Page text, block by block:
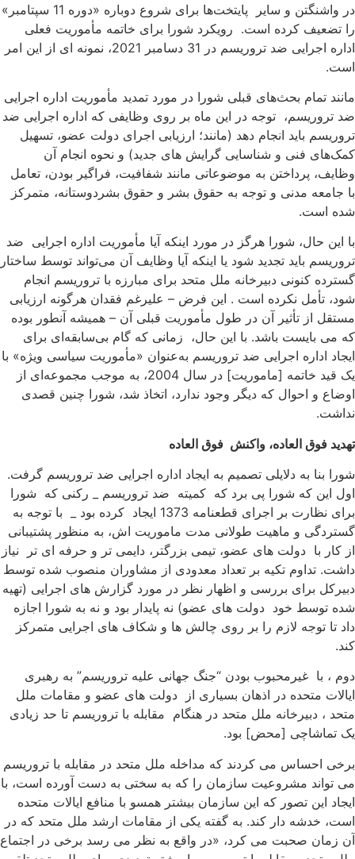
در واشنگتن و سایر پایتخت‌ها برای شروع دوباره «دوره 11 سپتامبر»
تضعیف کرده است. رویکرد شورا برای خاتمه مأموریت فعلی
اداره اجرایی ضد تروریسم در 31 دسامبر 2021، نمونه ای از این امر
تمام بحث‌های قبلی شورا در مورد تمدید مأموریت اداره اجرایی
تروریسم، توجه در این ماه بر روی وظایفی که اداره اجرایی ضد
باید انجام دهد (مانند؛ ارزیابی اجرای دولت عضو، تسهیل
فنی و شناسایی گرایش های جدید) و نحوه انجام آن
پرداختن به موضوعاتی مانند شفافیت، فراگیر بودن، تعامل
جامعه مدنی و توجه به حقوق بشر و حقوق بشردوستانه، متمرکز
است.
این حال، شورا هرگز در مورد اینکه آیا مأموریت اداره اجرایی ضد
باید تجدید شود یا اینکه آیا وظایف آن می‌تواند توسط ساختار
کنونی دبیرخانه ملل متحد برای مبارزه با تروریسم انجام
تأمل نکرده است . این فرض – علیرغم فقدان هرگونه ارزیابی
از تأثیر آن در طول مأموریت قبلی آن – همیشه آنطور بوده
می بایست باشد. با این حال، زمانی که گام بی‌سابقه‌ای برای
اداره اجرایی ضد تروریسم به‌عنوان «مأموریت سیاسی ویژه» با
یک قید خاتمه [ماموریت] در سال 2004، به موجب مجموعه‌ای از
و احوال که دیگر وجود ندارد، اتخاذ شد، شورا چنین قصدی
فوق العاده، واکنش فوق العاده
بنا به دلایلی تصمیم به ایجاد اداره اجرایی ضد تروریسم گرفت.
این که شورا پی برد که کمیته ضد تروریسم _ رکنی که شورا
برای نظارت بر اجرای قطعنامه 1373 ایجاد کرده بود _ با توجه به
و ماهیت طولانی مدت ماموریت اش، به منظور پشتیبانی
کار با دولت های عضو، تیمی بزرگتر، دایمی تر و حرفه ای تر نیاز
تداوم تکیه بر تعداد معدودی از مشاوران منصوب شده توسط
برای بررسی و اظهار نظر در مورد گزارش های اجرایی (تهیه
توسط خود دولت های عضو) نه پایدار بود و نه به شورا اجازه
تا توجه لازم را بر روی چالش ها و شکاف های اجرایی متمرکز
، با غیرمحبوب بودن “جنگ جهانی علیه تروریسم” به رهبری
متحده در اذهان بسیاری از دولت های عضو و مقامات ملل
، دبیرخانه ملل متحد در هنگام مقابله با تروریسم تا حد زیادی
تماشاچی [محض] بود.
احساس می کردند که مداخله ملل متحد در مقابله با تروریسم
تواند مشروعیت سازمان را که به سختی به دست آورده است، با
این تصور که این سازمان بیشتر همسو با منافع ایالات متحده
خدشه دار کند. به گفته یکی از مقامات ارشد ملل متحد که در
زمان صحبت می کرد، «در واقع به نظر می رسد برخی در اجتماع